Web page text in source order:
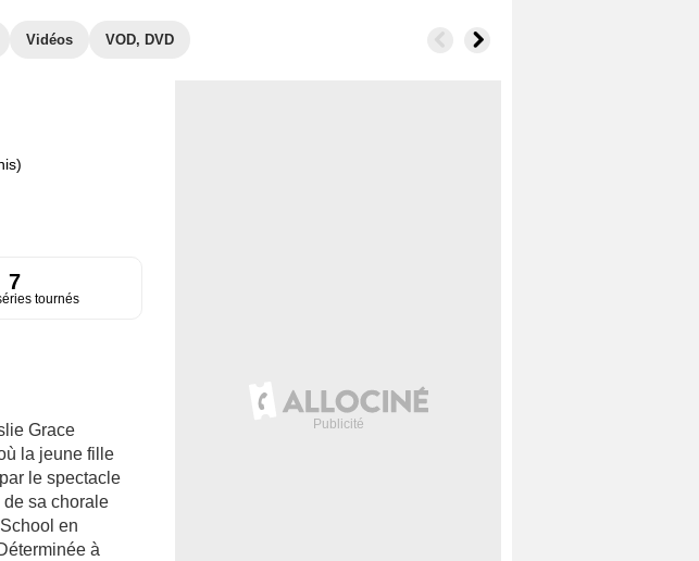
Vidéos VOD, DVD
7
tournés
Grace
la jeune fille
le spectacle
sa chorale
en
à